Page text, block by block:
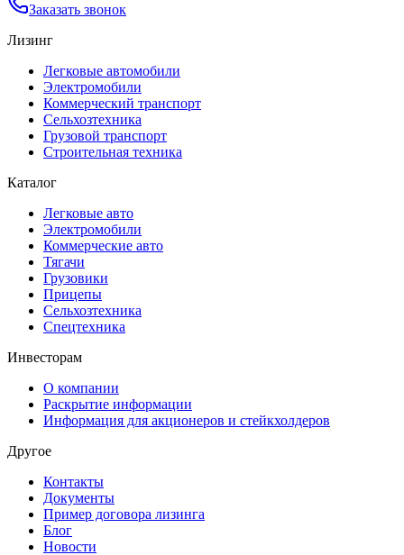
Заказать звонок
Лизинг
Легковые автомобили
Электромобили
Коммерческий транспорт
Сельхозтехника
Грузовой транспорт
Строительная техника
Каталог
Легковые авто
Электромобили
Коммерческие авто
Тягачи
Грузовики
Прицепы
Сельхозтехника
Спецтехника
Инвесторам
О компании
Раскрытие информации
Информация для акционеров и стейкхолдеров
Другое
Контакты
Документы
Пример договора лизинга
Блог
Новости